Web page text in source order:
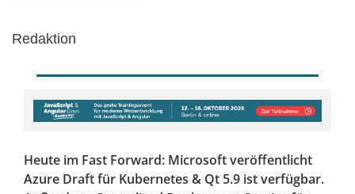
Redaktion
Heute im Fast Forward: Microsoft veröffentlicht
Azure Draft für Kubernetes & Qt 5.9 ist verfügbar.